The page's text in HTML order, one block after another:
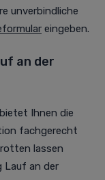
unverbindliche
eingeben.
an der
Ihnen die
fachgerecht
lassen
Lauf an der